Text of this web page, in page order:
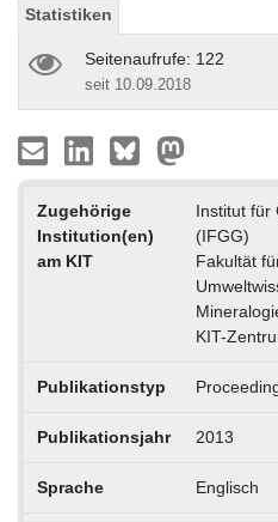
Statistiken
Seitenaufrufe: 122
seit 10.09.2018
Zugehörige
Institution(en)
am KIT
Institut für
(IFGG)
Fakultät
KIT-
Publikationstyp
Publikationsjahr 2013
Sprache Englisch